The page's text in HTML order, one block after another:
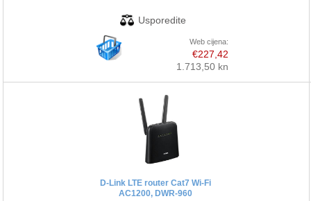
Web cijena:
€227,42
1.713,50 kn
D-Link LTE router Cat7 Wi-Fi
AC1200, DWR-960